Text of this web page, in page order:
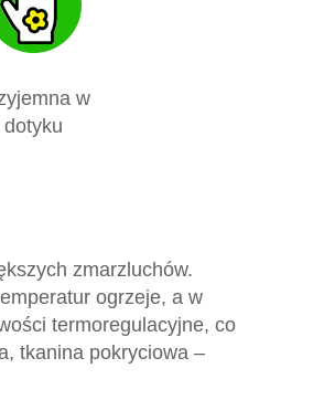
w
dotyku
zmarzluchów.
ogrzeje, a w
termoregulacyjne, co
tkanina pokryciowa –